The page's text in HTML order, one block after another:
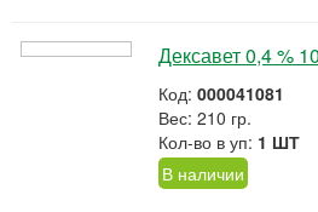
Дексавет 0,4 %
Код: 000041081
Вес: 210 гр.
Кол-во в уп: 1 ШТ
В наличии